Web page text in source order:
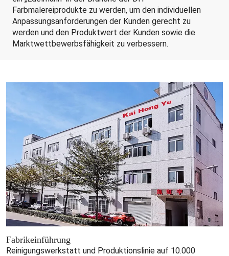
Farbmalereiprodukte zu werden, um den individuellen
Anpassungsanforderungen der Kunden gerecht zu
werden und den Produktwert der Kunden sowie die
Marktwettbewerbsfähigkeit zu verbessern.
Fabrikeinführung
Reinigungswerkstatt und Produktionslinie auf 10.000